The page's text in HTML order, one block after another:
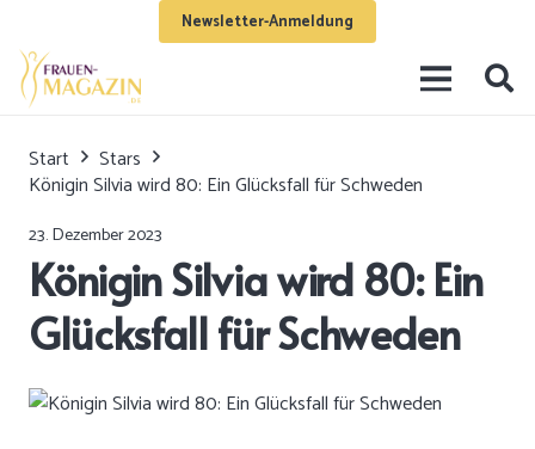
Newsletter-Anmeldung
Start
Stars
Königin Silvia wird 80: Ein Glücksfall für Schweden
23. Dezember 2023
Königin Silvia wird 80: Ein
Glücksfall für Schweden